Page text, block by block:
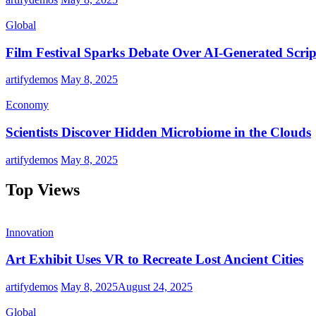
Global
Film Festival Sparks Debate Over AI-Generated
artifydemos May 8, 2025
Economy
Scientists Discover Hidden Microbiome in the Clouds
artifydemos May 8, 2025
Top Views
Innovation
Art Exhibit Uses VR to Recreate Lost Ancient Cities
artifydemos May 8, 2025August 24, 2025
Global